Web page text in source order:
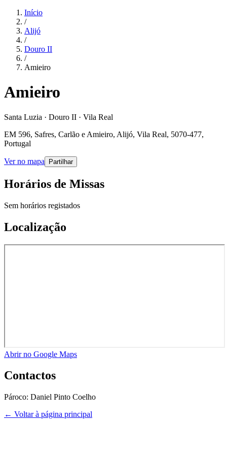
Início
/
Alijó
/
Douro II
/
Amieiro
Amieiro
Santa Luzia · Douro II · Vila Real
EM 596, Safres, Carlão e Amieiro, Alijó, Vila Real, 5070-477,
Portugal
Ver no mapa Partilhar
Horários de Missas
Sem horários registados
Localização
Abrir no Google Maps
Contactos
Pároco: Daniel Pinto Coelho
← Voltar à página principal